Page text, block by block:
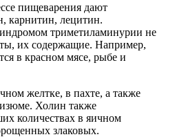
пищеварения дают
карнитин, лецитин.
триметиламинурии не
их содержащие. Например,
в красном мясе, рыбе и
желтке, в пахте, а также
Холин также
количествах в яичном
злаковых.